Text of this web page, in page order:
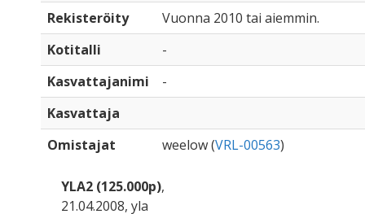
Rekisteröity
Vuonna 2010 tai aiemmin.
Kotitalli
-
Kasvattajanimi
-
Kasvattaja
Omistajat
weelow (VRL-00563)
YLA2 (125.000p),
21.04.2008, yla